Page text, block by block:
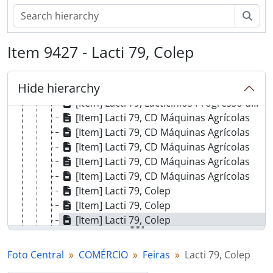
Item 9427 - Lacti 79, Colep
Hide hierarchy
[Item] Lacti 79, Gestetner - Pappámikail
[Item] Lacti 79, Gestetner - Pappámikail
[Item] Lacti 79, Martins & Rebello
[Item] Lacti 79, Lacto Lusa, Lda
[Item] Lacti 79, Lacto Lusa, Lda
[Item] Lacti 79, Gomes & Leite, Lda
[Item] Lacti 79, Lacticínios Progresso do Mileu Lda
[Item] Lacti 79, CD Máquinas Agrícolas
[Item] Lacti 79, CD Máquinas Agrícolas
[Item] Lacti 79, CD Máquinas Agrícolas
[Item] Lacti 79, CD Máquinas Agrícolas
[Item] Lacti 79, CD Máquinas Agrícolas
[Item] Lacti 79, Colep
[Item] Lacti 79, Colep
[Item] Lacti 79, Colep
[Item] Lacti 79, Ourivesaria Flórida
[Item] Lacti 79, Ourivesaria Flórida
[Item] Lacti 79, Soares de Oliveira
Foto Central COMÉRCIO Feiras Lacti 79, Colep